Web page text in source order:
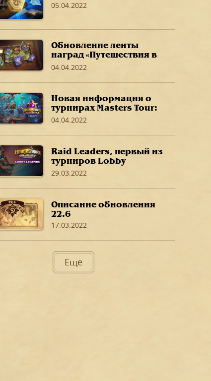
05.04.2022
Обновление ленты
наград «Путешествия в
Затонувший город»
04.04.2022
Новая информация о
турнирах Masters Tour:
«Путешествие в
04.04.2022
Raid Leaders, первый из
турниров Lobby
Legends на полях
этих выходных.
29.03.2022
Описание обновления
22.6
17.03.2022
Еще